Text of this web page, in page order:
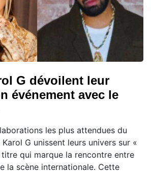
G dévoilent leur
événement avec le
les plus attendues du
G unissent leurs univers sur «
titre qui marque la rencontre entre
la scène internationale. Cette